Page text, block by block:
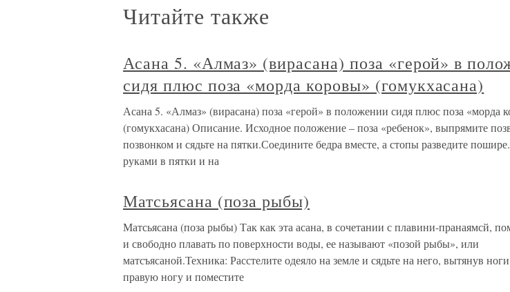
Читайте также
Асана 5. «Алмаз» (вирасана) поза «герой» в
сидя плюс поза «морда коровы» (гомукхасана)
Асана 5. «Алмаз» (вирасана) поза «герой» в положении сидя плюс поза «морда
(гомукхасана) Описание. Исходное положение – поза «ребенок», выпрямите
позвонком и сядьте на пятки.Соедините бедра вместе, а стопы разведите
руками в пятки и на
Матсьясана (поза рыбы)
Матсьясана (поза рыбы) Так как эта асана, в сочетании с плавини-пранаямсй,
и свободно плавать по поверхности воды, ее называют «позой рыбы», или
матсъясаной.Техника: Расстелите одеяло на земле и сядьте на него, вытянув
правую ногу и поместите